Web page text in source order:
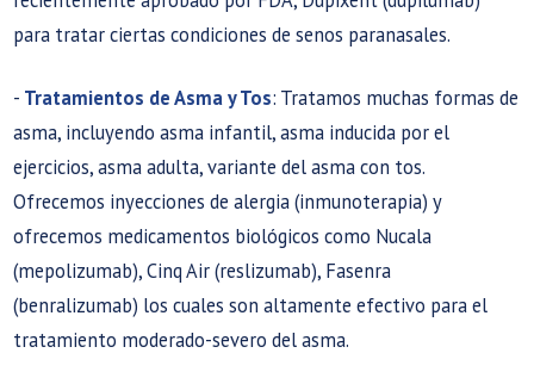
para tratar ciertas condiciones de senos paranasales.
- Tratamientos de Asma y Tos: Tratamos muchas formas de
asma, incluyendo asma infantil, asma inducida por el
ejercicios, asma adulta, variante del asma con tos.
Ofrecemos inyecciones de alergia (inmunoterapia) y
ofrecemos ​medicamentos biológicos​ como Nucala
(mepolizumab), Cinq Air (reslizumab), Fasenra
(benralizumab) los cuales son altamente efectivo para el
tratamiento moderado-severo del asma.